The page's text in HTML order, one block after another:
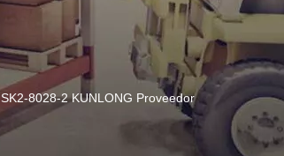
SK2-8028-2 KUNLONG Proveedor